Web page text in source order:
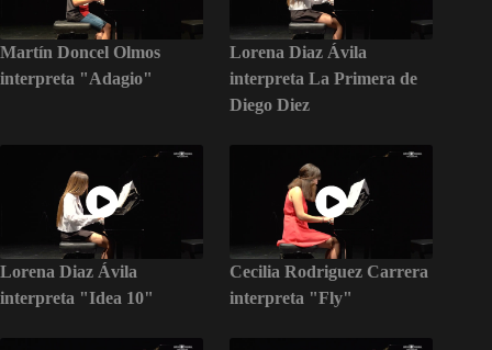
Martín Doncel Olmos
interpreta "Adagio"
Lorena Diaz Ávila
interpreta La Primera de
Diego Diez
Lorena Diaz Ávila
interpreta "Idea 10"
Cecilia Rodriguez Carrera
interpreta "Fly"